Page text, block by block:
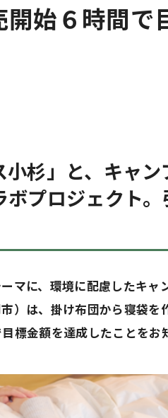
始６時間で
杉」と、キャン
プロジェクト。
マに、環境に配慮したキャ
）は、掛け布団から寝袋を
金額を達成したことをお